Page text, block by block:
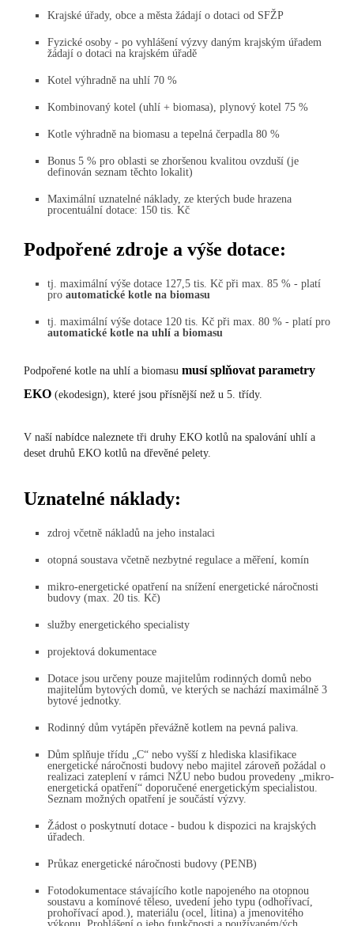
Krajské úřady, obce a města žádají o dotaci od SFŽP
Fyzické osoby - po vyhlášení výzvy daným krajským úřadem
žádají o dotaci na krajském úřadě
Kotel výhradně na uhlí 70 %
Kombinovaný kotel (uhlí + biomasa), plynový kotel 75 %
Kotle výhradně na biomasu a tepelná čerpadla 80 %
Bonus 5 % pro oblasti se zhoršenou kvalitou ovzduší (je
definován seznam těchto lokalit)
Maximální uznatelné náklady, ze kterých bude hrazena
procentuální dotace: 150 tis. Kč
Podpořené zdroje a výše dotace:
tj. maximální výše dotace 127,5 tis. Kč při max. 85 % - platí
pro automatické kotle na biomasu
tj. maximální výše dotace 120 tis. Kč při max. 80 % - platí pro
automatické kotle na uhlí a biomasu
Podpořené kotle na uhlí a biomasu musí splňovat parametry
EKO (ekodesign), které jsou přísnější než u 5. třídy.
V naší nabídce naleznete tři druhy EKO kotlů na spalování uhlí a
deset druhů EKO kotlů na dřevěné pelety.
Uznatelné náklady:
zdroj včetně nákladů na jeho instalaci
otopná soustava včetně nezbytné regulace a měření, komín
mikro-energetické opatření na snížení energetické náročnosti
budovy (max. 20 tis. Kč)
služby energetického specialisty
projektová dokumentace
Dotace jsou určeny pouze majitelům rodinných domů nebo
majitelům bytových domů, ve kterých se nachází maximálně 3
bytové jednotky.
Rodinný dům vytápěn převážně kotlem na pevná paliva.
Dům splňuje třídu „C“ nebo vyšší z hlediska klasifikace
energetické náročnosti budovy nebo majitel zároveň požádal o
realizaci zateplení v rámci NZU nebo budou provedeny „mikro-
energetická opatření“ doporučené energetickým specialistou.
Seznam možných opatření je součástí výzvy.
Žádost o poskytnutí dotace - budou k dispozici na krajských
úřadech.
Průkaz energetické náročnosti budovy (PENB)
Fotodokumentace stávajícího kotle napojeného na otopnou
soustavu a komínové těleso, uvedení jeho typu (odhořívací,
prohořívací apod.), materiálu (ocel, litina) a jmenovitého